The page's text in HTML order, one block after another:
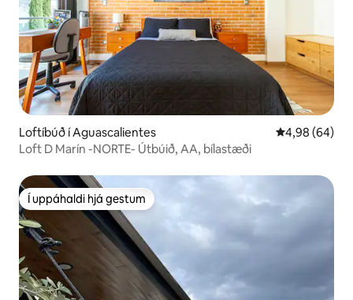
Loftíbúð í Aguascalientes 4,98 af 5 í
4,98 (64)
Loft D Marín -NORTE- Útbúið, AA, bílastæði
Í uppáhaldi hjá gestum
Í uppáhaldi hjá gestum